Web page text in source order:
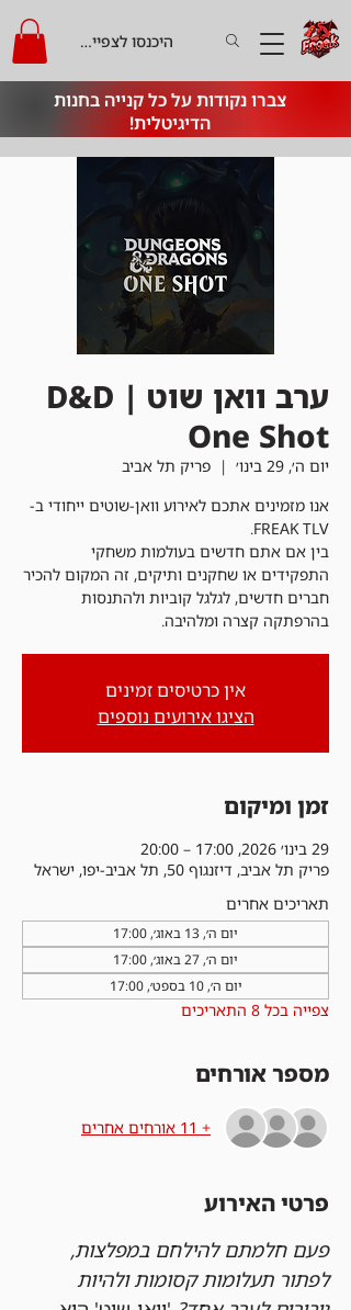
צברו נקודות על כל קנייה בחנות
הדיגיטלית!
היכנסו לצפייה בקרדיט
ערב וואן שוט | D&D
One Shot
יום ה׳, 29 בינו׳
  |
פריק תל אביב
אנו מזמינים אתכם לאירוע וואן-שוטים ייחודי ב-
בין אם אתם חדשים בעולמות משחקי
התפקידים או שחקנים ותיקים, זה המקום להכיר
חברים חדשים, לגלגל קוביות ולהתנסות
בהרפתקה קצרה ומלהיבה.
אין כרטיסים זמינים
הציגו אירועים נוספים
זמן ומיקום
29 בינו׳ 2026, 17:00 – 20:00
פריק תל אביב, דיזנגוף 50, תל אביב-יפו, ישראל
תאריכים אחרים
יום ה׳, 13 באוג׳, 17:00
יום ה׳, 27 באוג׳, 17:00
יום ה׳, 10 בספט׳, 17:00
צפייה בכל 8 התאריכים
מספר אורחים
+ 11 אורחים אחרים
פרטי האירוע
פעם חלמתם להילחם במפלצות,
לפתור תעלומות קסומות ולהיות